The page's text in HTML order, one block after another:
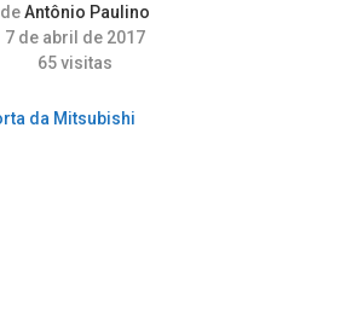
deAntônio Paulino
7 de abril de 2017
65visitas